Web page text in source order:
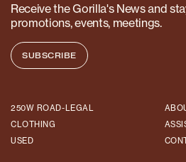
Receive the Gorilla's News and
promotions, events, meetings.
SUBSCRIBE
250W ROAD-LEGAL
CLOTHING
USED